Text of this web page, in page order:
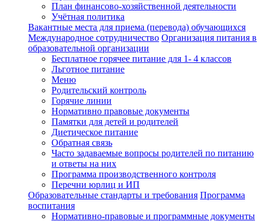
План финансово-хозяйственной деятельности
Учётная политика
Вакантные места для приема (перевода) обучающихся
Международное сотрудничество Организация питания в
образовательной организации
Бесплатное горячее питание для 1- 4 классов
Льготное питание
Меню
Родительский контроль
Горячие линии
Нормативно правовые документы
Памятки для детей и родителей
Диетическое питание
Обратная связь
Часто задаваемые вопросы родителей по питанию
и ответы на них
Программа производственного контроля
Перечни юрлиц и ИП
Образовательные стандарты и требования Программа
воспитания
Нормативно-правовые и программные документы